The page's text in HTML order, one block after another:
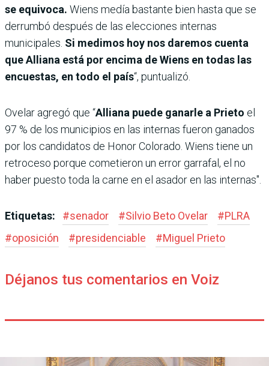
se equivoca. Wiens medía bastante bien hasta que se
derrumbó después de las elecciones internas
municipales. Si medimos hoy nos daremos cuenta
que Alliana está por encima de Wiens en todas las
encuestas, en todo el país“, puntualizó.
Ovelar agregó que “Alliana puede ganarle a Prieto el
97 % de los municipios en las internas fueron ganados
por los candidatos de Honor Colorado. Wiens tiene un
retroceso porque cometieron un error garrafal, el no
haber puesto toda la carne en el asador en las internas".
Etiquetas: #senador #Silvio Beto Ovelar #PLRA
#oposición #presidenciable #Miguel Prieto
Déjanos tus comentarios en Voiz